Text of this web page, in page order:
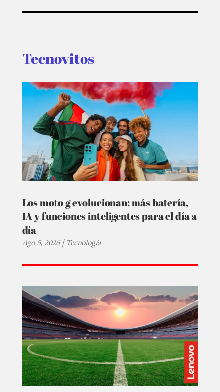
Tecnovitos
Los moto g evolucionan: más batería,
IA y funciones inteligentes para el día a
día
Ago 5, 2026|Tecnología